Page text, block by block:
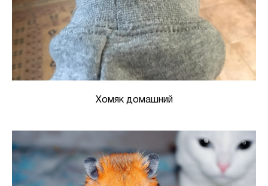
Хомяк домашний